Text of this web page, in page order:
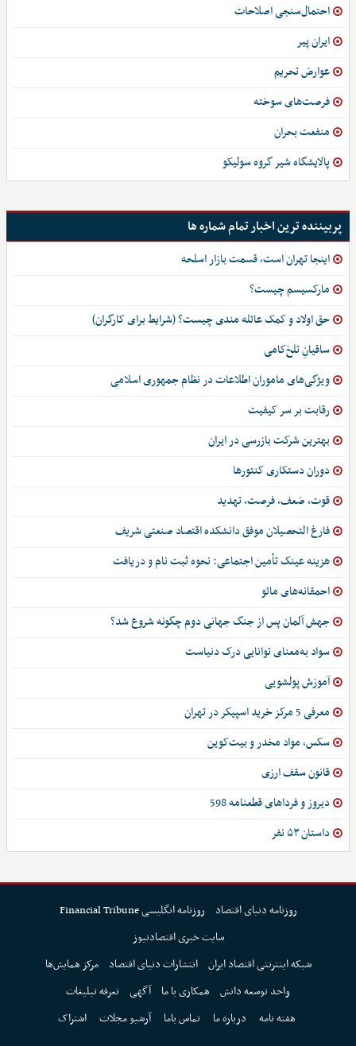
احتمال‌سنجی اصلاحات
ایران پیر
عوارض تحریم
فرصت‌های سوخته
منفعت بحران
پالایشگاه شیر گروه سولیکو
پربیننده ترین اخبار تمام شماره ها
اینجا تهران است، قسمت بازار اسلحه
مارکسیسم چیست؟
حق اولاد و کمک عائله مندی چیست؟ (شرایط برای کارگران)
ساقیانِ تلخ‌کامی
ویژگی‌های ماموران اطلاعات در نظام جمهوری اسلامی
رقابت بر سر کیفیت
بهترین شرکت بازرسی در ایران
دوران دستکاری کنتورها
قوت، ضعف، فرصت، تهدید
فارغ التحصیلان موفق دانشکده اقتصاد صنعتی شریف
هزینه عینک تأمین اجتماعی: نحوه ثبت نام و دریافت
احمقانه‌های مائو
جهش آلمان پس از جنگ جهانی دوم چگونه شروع شد؟
سواد به‌معنای توانایی درک دنیاست
آموزش پولشویی
معرفی 5 مرکز خرید اسپیکر در تهران
سکس، مواد مخدر و بیت‌کوین
قانون سقف ارزی
دیروز و فرداهای قطعنامه 598
داستان ۵۳ نفر
روزنامه دنیای اقتصاد
روزنامه انگلیسی Financial Tribune
سایت خبری اقتصادنیوز
شبکه اینترنتی اقتصاد ایران انتشارات دنیای اقتصاد
مرکز همایش‌ها
واحد توسعه دانش همکاری با ما آگهی تعرفه تبلیغات
هفته نامه
درباره ما تماس باما آرشیو مجلات اشتراک